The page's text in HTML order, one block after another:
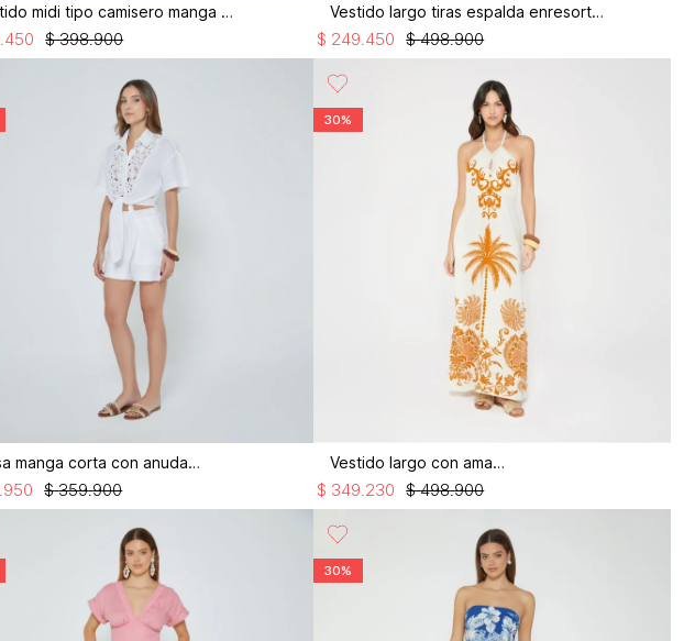
Vestido midi tipo camisero manga 3/4
$ 398.900
450
Vestido largo tiras espalda enresortada
$ 498.900
$ 249 450
Blusa manga corta con anudado
$ 359.900
950
30%
Vestido largo con amarre
$ 498.900
$ 349 230
30%